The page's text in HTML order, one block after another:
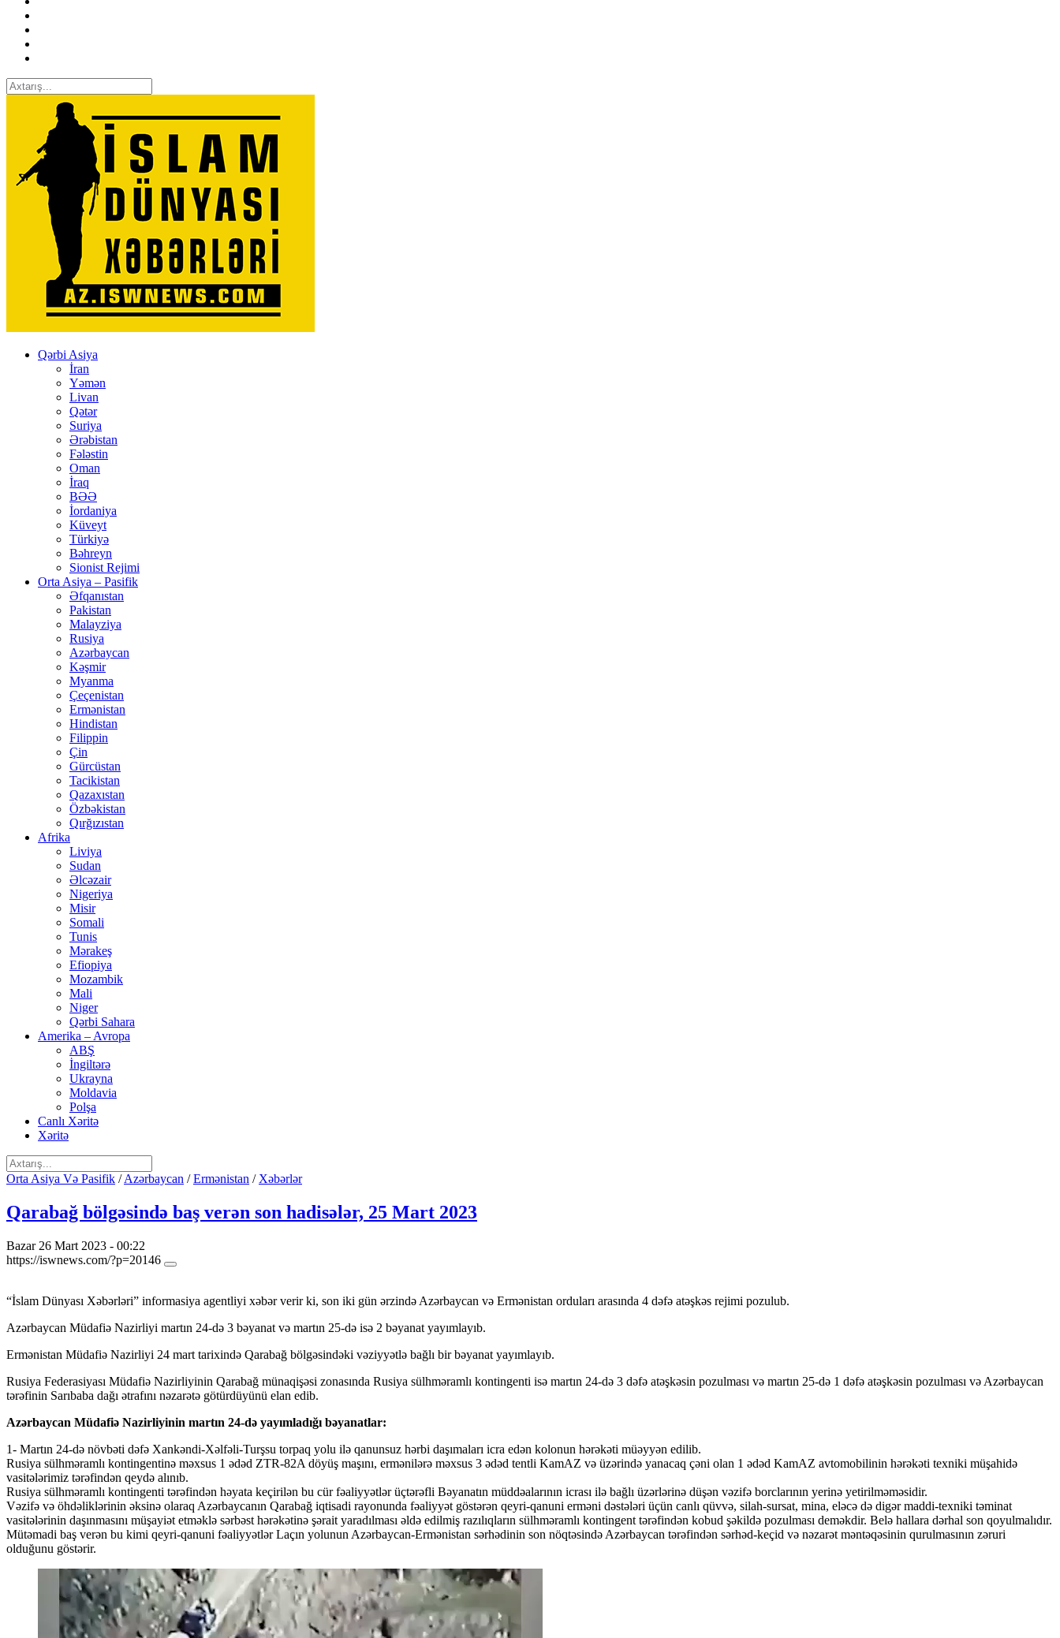
Qərbi Asiya
İran
Yəmən
Livan
Qətər
Suriya
Ərəbistan
Fələstin
Oman
İraq
BƏƏ
İordaniya
Küveyt
Türkiyə
Bəhreyn
Sionist Rejimi
Orta Asiya – Pasifik
Əfqanıstan
Pakistan
Malayziya
Rusiya
Azərbaycan
Kəşmir
Myanma
Çeçenistan
Ermənistan
Hindistan
Filippin
Çin
Gürcüstan
Tacikistan
Qazaxıstan
Özbəkistan
Qırğızıstan
Afrika
Liviya
Sudan
Əlcəzair
Nigeriya
Misir
Somali
Tunis
Mərakeş
Efiopiya
Mozambik
Mali
Niger
Qərbi Sahara
Amerika – Avropa
ABŞ
İngiltərə
Ukrayna
Moldavia
Polşa
Canlı Xəritə
Xəritə
Orta Asiya Və Pasifik /Azərbaycan /Ermənistan / Xəbərlər
Qarabağ bölgəsində baş verən son hadisələr, 25 Mart 2023
Bazar 26 Mart 2023 - 00:22
https://iswnews.com/?p=20146
“İslam Dünyası Xəbərləri” informasiya agentliyi xəbər verir ki, son iki gün ərzində Azərbaycan və Ermənistan orduları arasında 4 dəfə atəşkəs rejimi pozulub.
Azərbaycan Müdafiə Nazirliyi martın 24-də 3 bəyanat və martın 25-də isə 2 bəyanat yayımlayıb.
Ermənistan Müdafiə Nazirliyi 24 mart tarixində Qarabağ bölgəsindəki vəziyyətlə bağlı bir bəyanat yayımlayıb.
Rusiya Federasiyası Müdafiə Nazirliyinin Qarabağ münaqişəsi zonasında Rusiya sülhməramlı kontingenti isə martın 24-də 3 dəfə atəşkəsin pozulması və martın 25-də 1 dəfə atəşkəsin pozulması və Azərbaycan
tərəfinin Sarıbaba dağı ətrafını nəzarətə götürdüyünü elan edib.
Azərbaycan Müdafiə Nazirliyinin martın 24-də yayımladığı bəyanatlar:
1- Martın 24-də növbəti dəfə Xankəndi-Xəlfəli-Turşsu torpaq yolu ilə qanunsuz hərbi daşımaları icra edən kolonun hərəkəti müəyyən edilib.
Rusiya sülhməramlı kontingentinə məxsus 1 ədəd ZTR-82A döyüş maşını, ermənilərə məxsus 3 ədəd tentli KamAZ və üzərində yanacaq çəni olan 1 ədəd KamAZ avtomobilinin hərəkəti texniki müşahidə
vasitələrimiz tərəfindən qeydə alınıb.
Rusiya sülhməramlı kontingenti tərəfindən həyata keçirilən bu cür fəaliyyətlər üçtərəfli Bəyanatın müddəalarının icrası ilə bağlı üzərlərinə düşən vəzifə borclarının yerinə yetirilməməsidir.
Vəzifə və öhdəliklərinin əksinə olaraq Azərbaycanın Qarabağ iqtisadi rayonunda fəaliyyət göstərən qeyri-qanuni erməni dəstələri üçün canlı qüvvə, silah-sursat, mina, eləcə də digər maddi-texniki təminat
vasitələrinin daşınmasını müşayiət etməklə sərbəst hərəkətinə şərait yaradılması əldə edilmiş razılıqların sülhməramlı kontingent tərəfindən kobud şəkildə pozulması deməkdir. Belə hallara dərhal son qoyulmalıdır.
Mütəmadi baş verən bu kimi qeyri-qanuni fəaliyyətlər Laçın yolunun Azərbaycan-Ermənistan sərhədinin son nöqtəsində Azərbaycan tərəfindən sərhəd-keçid və nəzarət məntəqəsinin qurulmasının zəruri
olduğunu göstərir.